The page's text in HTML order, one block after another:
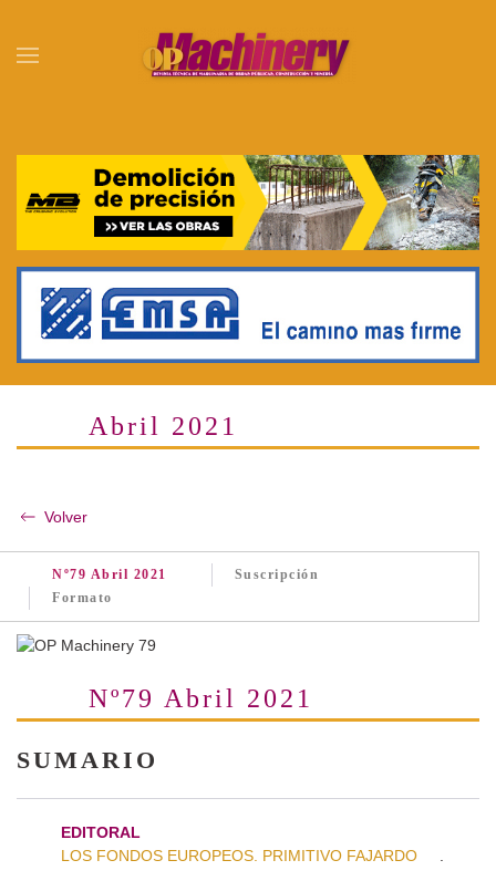
Skip to main content
Abril 2021
Volver
Nº79 Abril 2021
Suscripción
Formato
Nº79 Abril 2021
SUMARIO
EDITORAL
LOS FONDOS EUROPEOS. PRIMITIVO FAJARDO